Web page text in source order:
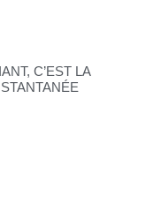
C’EST LA